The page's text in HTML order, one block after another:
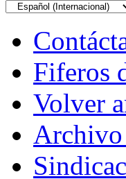
Fiferos
Volver